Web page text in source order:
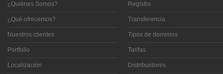
¿Quiénes Somos?
¿Qué ofrecemos?
Nuestros clientes
Portfolio
Localización
Registro
Transferencia
Tipos de dominios
Tarifas
Distribuidores